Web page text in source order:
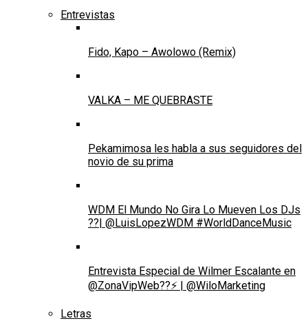
Entrevistas
Fido, Kapo – Awolowo (Remix)
VALKA – ME QUEBRASTE
Pekamimosa les habla a sus seguidores del
novio de su prima
WDM El Mundo No Gira Lo Mueven Los DJs
??| @LuisLopezWDM #WorldDanceMusic
Entrevista Especial de Wilmer Escalante en
@ZonaVipWeb??⚡ | @WiloMarketing
Letras